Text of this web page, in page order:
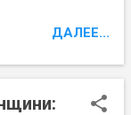
питань, у
План),
минулому
ДАЛЕЕ...